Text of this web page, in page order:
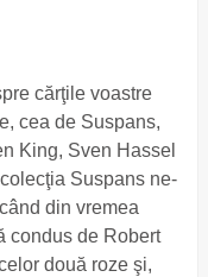
cărţile voastre
cea de Suspans,
King, Sven Hassel
Suspans ne-
din vremea
condus de Robert
două roze şi,